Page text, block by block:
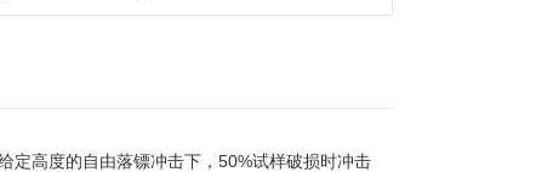
定高度的自由落镖冲击下，50%试样破损时冲击